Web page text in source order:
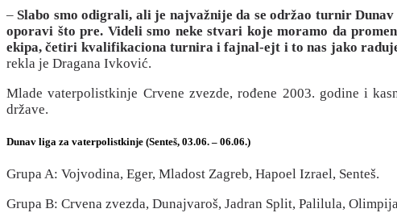
– Slabo smo odigrali, ali je najvažnije da se održao turnir
oporavi što pre. Videli smo neke stvari koje moramo da
ekipa, četiri kvalifikaciona turnira i fajnal-ejt i to nas jako
rekla je Dragana Ivković.
Mlade vaterpolistkinje Crvene zvezde, rođene 2003. godine i
države.
Dunav liga za vaterpolistkinje (Senteš, 03.06. – 06.06.)
Grupa A: Vojvodina, Eger, Mladost Zagreb, Hapoel Izrael, Senteš.
Grupa B: Crvena zvezda, Dunajvaroš, Jadran Split, Palilula,